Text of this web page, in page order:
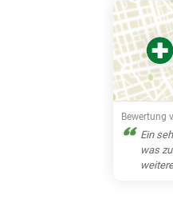
Bewertung
Ein
was